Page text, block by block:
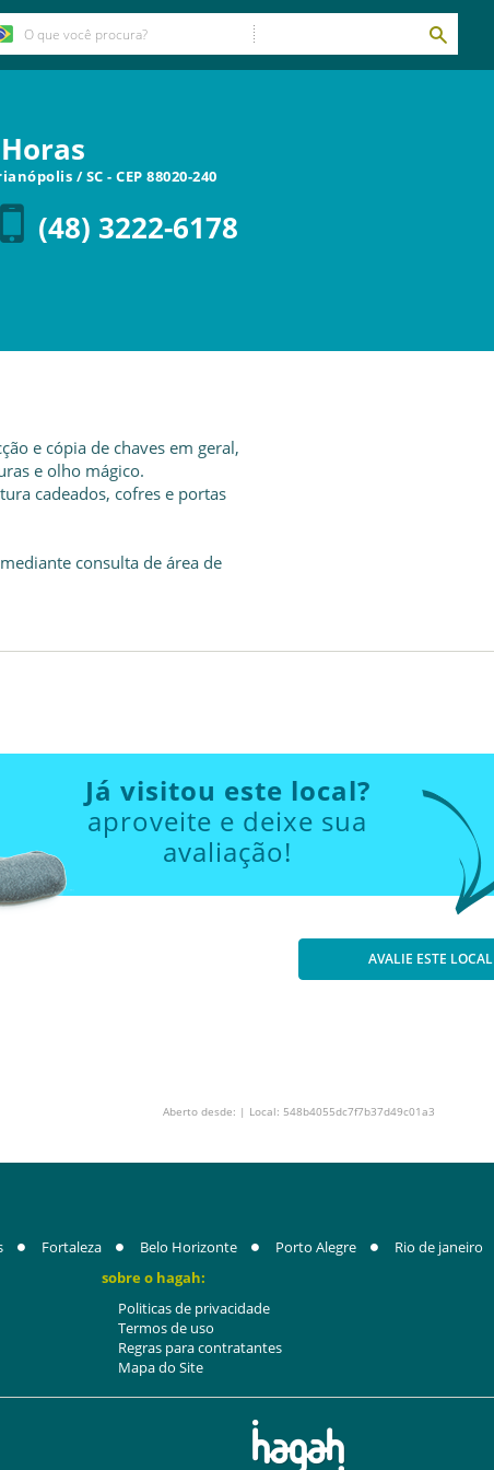
/SC - CEP 88020-240
(48) 3222-6178
e cópia de chaves em geral,
e olho mágico.
cadeados, cofres e portas
consulta de área de
Já visitou este local?
aproveite e deixe sua
avaliação!
AVALIE ESTE LOCAL
Aberto desde: | Local: 548b4055dc7f7b37d49c01a3
Fortaleza Belo Horizonte Porto Alegre Rio de janeiro
sobre o hagah:
Politicas de privacidade
Termos de uso
Regras para contratantes
Mapa do Site